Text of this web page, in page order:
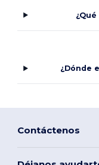
¿Dónde
Contáctenos